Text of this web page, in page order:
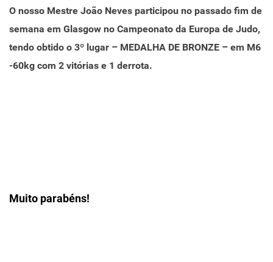
O nosso Mestre João Neves participou no passado fim de
semana em Glasgow no Campeonato da Europa de Judo,
tendo obtido o 3º lugar – MEDALHA DE BRONZE – em M6
-60kg com 2 vitórias e 1 derrota.
Muito parabéns!